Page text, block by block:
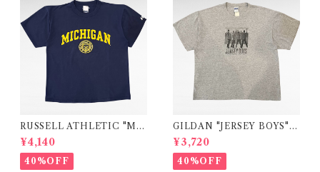
RUSSELL ATHLETIC "MI
CHIGAN" college print t-s
hirt
¥4,140
40%OFF
GILDAN "JERSEY BOYS"
movie print t-shirt
¥3,720
40%OFF